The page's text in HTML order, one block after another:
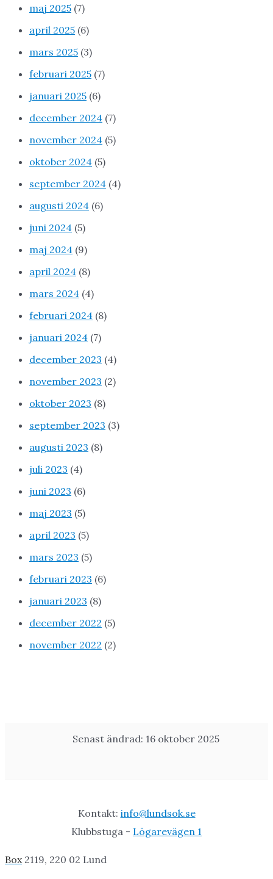
maj 2025 (7)
april 2025 (6)
mars 2025 (3)
februari 2025 (7)
januari 2025 (6)
december 2024 (7)
november 2024 (5)
oktober 2024 (5)
september 2024 (4)
augusti 2024 (6)
juni 2024 (5)
maj 2024 (9)
april 2024 (8)
mars 2024 (4)
februari 2024 (8)
januari 2024 (7)
december 2023 (4)
november 2023 (2)
oktober 2023 (8)
september 2023 (3)
augusti 2023 (8)
juli 2023 (4)
juni 2023 (6)
maj 2023 (5)
april 2023 (5)
mars 2023 (5)
februari 2023 (6)
januari 2023 (8)
december 2022 (5)
november 2022 (2)
Senast ändrad: 16 oktober 2025
Kontakt: info@lundsok.se
Klubbstuga - Lögarevägen 1
Box2119, 220 02 Lund